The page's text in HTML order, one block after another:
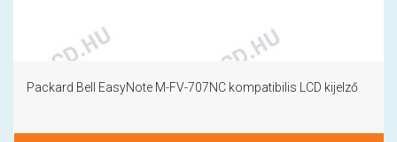
Packard Bell EasyNote M-FV-707NC kompatibilis LCD kijelző